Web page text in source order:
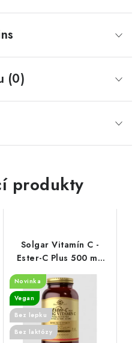
(0)
produkty
Solgar Vitamín C -
Ester-C Plus 500 mg
cps. 250
Novinka
Vegan
Bez lepku
Bez laktózy